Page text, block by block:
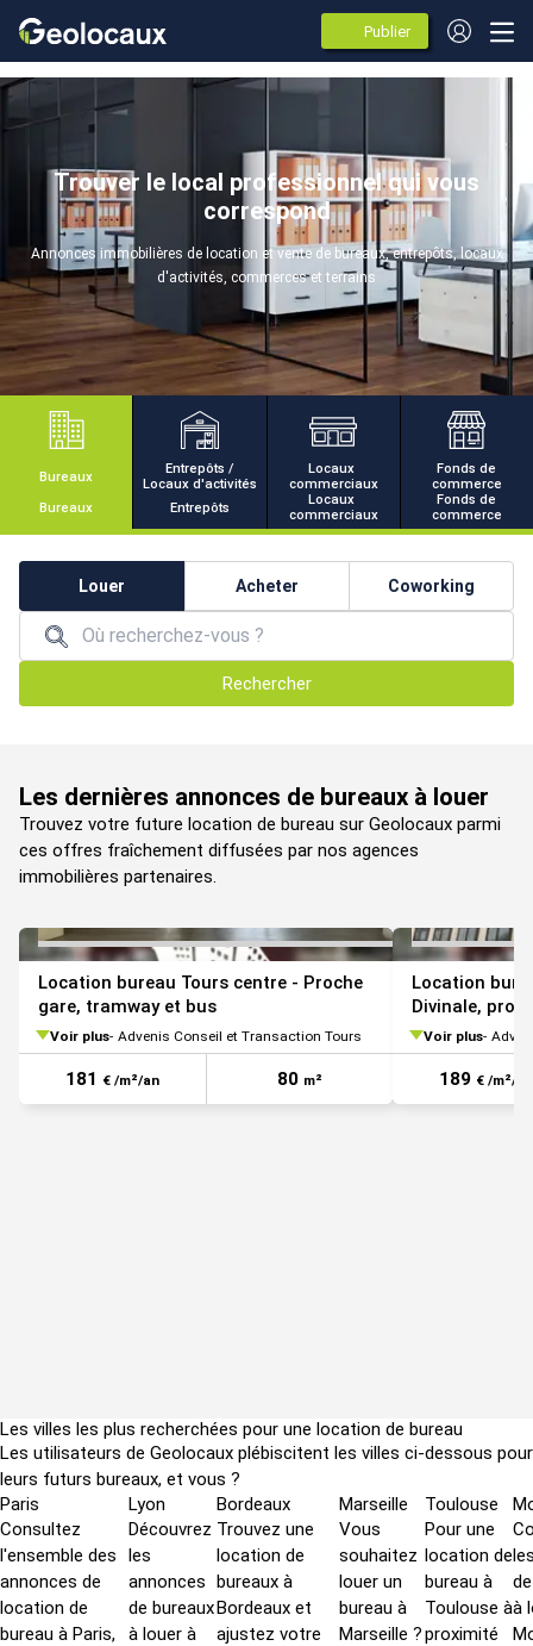
Publier
des
annonces
Trouver le local professionnel qui vous
correspond
Annonces immobilières de location et vente de bureaux, entrepôts, locaux
d'activités, commerces et terrains
Bureaux
Bureaux
Entrepôts /
Locaux d'activités
Entrepôts
Locaux
commerciaux
Locaux
commerciaux
Fonds de
commerce
Fonds de
commerce
Louer Acheter Coworking
Rechercher
Les dernières annonces de bureaux à louer
Trouvez votre future location de bureau sur Geolocaux parmi
ces offres fraîchement diffusées par nos agences
immobilières partenaires.
Location bureau Tours centre - Proche
gare, tramway et bus
Voir plus Advenis Conseil et Transaction Tours
181 € /m²/an 80 m²
Location
Divinale,
Voir plus
189 € /m²/an
Les villes les plus recherchées pour une location de bureau
Les utilisateurs de Geolocaux plébiscitent les villes ci-dessous pour
leurs futurs bureaux, et vous ?
Paris
Consultez
l'ensemble des
annonces de
location de
bureau à Paris,
Lyon
Découvrez
les
annonces
de bureaux
à louer à
Bordeaux
Trouvez une
location de
bureaux à
Bordeaux et
ajustez votre
Marseille
Vous
souhaitez
louer un
bureau à
Marseille ?
Toulouse
Pour une
location de
bureau à
Toulouse à
proximité
à